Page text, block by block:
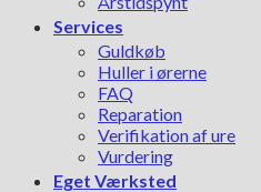
Services
Guldkøb
Huller i ørerne
FAQ
Reparation
Verifikation af ure
Vurdering
Eget Værksted